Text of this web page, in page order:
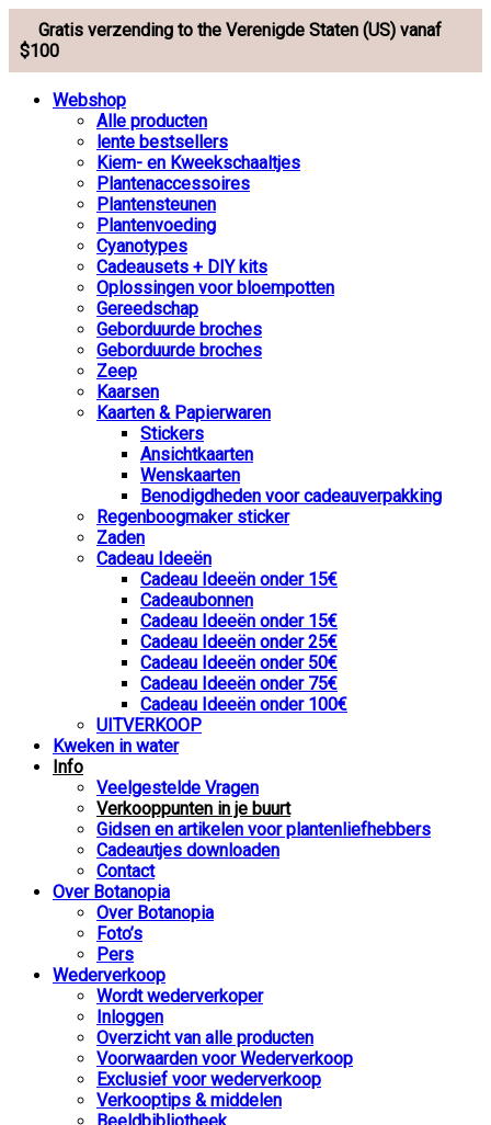
Gratis verzending to the Verenigde Staten (US) vanaf
$100
Webshop
Alle producten
lente bestsellers
Kiem- en Kweekschaaltjes
Plantenaccessoires
Plantensteunen
Plantenvoeding
Cyanotypes
Cadeausets + DIY kits
Oplossingen voor bloempotten
Gereedschap
Geborduurde broches
Geborduurde broches
Zeep
Kaarsen
Kaarten & Papierwaren
Stickers
Ansichtkaarten
Wenskaarten
Benodigdheden voor cadeauverpakking
Regenboogmaker sticker
Zaden
Cadeau Ideeën
Cadeau Ideeën onder 15€
Cadeaubonnen
Cadeau Ideeën onder 15€
Cadeau Ideeën onder 25€
Cadeau Ideeën onder 50€
Cadeau Ideeën onder 75€
Cadeau Ideeën onder 100€
UITVERKOOP
Kweken in water
Info
Veelgestelde Vragen
Verkooppunten in je buurt
Gidsen en artikelen voor plantenliefhebbers
Cadeautjes downloaden
Contact
Over Botanopia
Over Botanopia
Foto’s
Pers
Wederverkoop
Wordt wederverkoper
Inloggen
Overzicht van alle producten
Voorwaarden voor Wederverkoop
Exclusief voor wederverkoop
Verkooptips & middelen